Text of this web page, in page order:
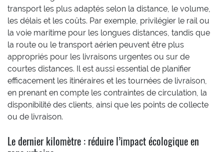
transport les plus adaptés selon la distance, le volume,
les délais et les coûts. Par exemple, privilégier le rail ou
la voie maritime pour les longues distances, tandis que
la route ou le transport aérien peuvent être plus
appropriés pour les livraisons urgentes ou sur de
courtes distances. Il est aussi essential de planifier
efficacement les itinéraires et les tournées de livraison,
en prenant en compte les contraintes de circulation, la
disponibilité des clients, ainsi que les points de collecte
ou de livraison.
Le dernier kilomètre : réduire l’impact écologique en